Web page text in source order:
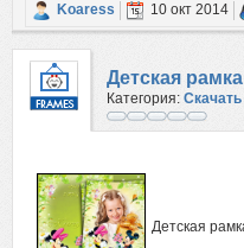
Koaress 10 окт 2014
Детская
Категория:
Детская